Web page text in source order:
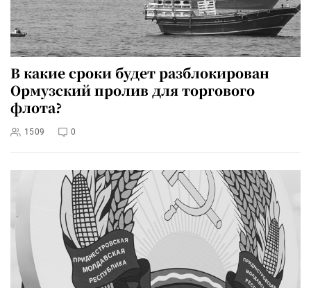
В какие сроки будет разблокирован
Ормузский пролив для торгового
флота?
1509 0